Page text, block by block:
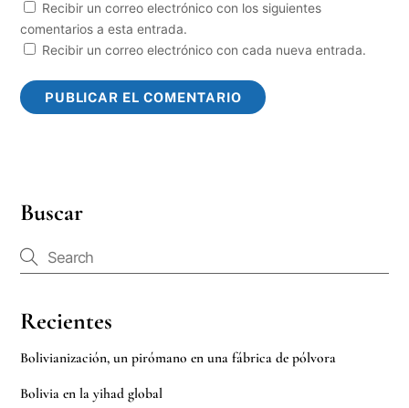
Recibir un correo electrónico con los siguientes
comentarios a esta entrada.
Recibir un correo electrónico con cada nueva entrada.
Buscar
Recientes
Bolivianización, un pirómano en una fábrica de pólvora
Bolivia en la yihad global